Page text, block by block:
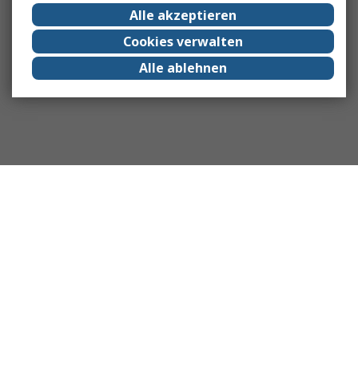
Alle akzeptieren
Cookies verwalten
Alle ablehnen